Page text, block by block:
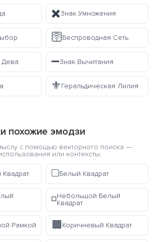
✖️Знак Умножения
🛜Беспроводная Сеть
Дева ➖Знак Вычитания
⚜️ Геральдическая Лилия
похожие эмодзи
с помощью векторного поиска —
или контексты.
◻️Белый Квадрат
◽Небольшой Белый
Квадрат
Рамкой 🟫Коричневый Квадрат